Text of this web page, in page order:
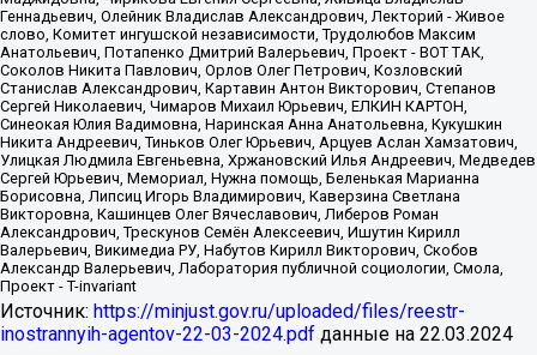
Источник: https://minjust.gov.ru/uploaded/files/reestr-
inostrannyih-agentov-22-03-2024.pdf данные на 22.03.2024